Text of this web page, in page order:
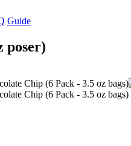
Guide
poser)